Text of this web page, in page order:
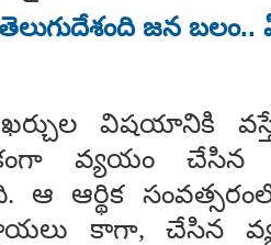
జన
ఖర్చుల విషయానికి
వ్యయం చేసిన
ఆ ఆర్థిక
కాగా, చేసిన